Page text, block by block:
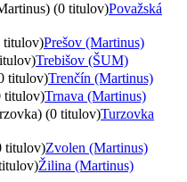
(0 titulov)Považská
titulov)Prešov (Martinus)
Trebišov (ŠUM)
titulov)Trenčín (Martinus)
titulov)Trnava (Martinus)
(0 titulov)Turzovka
titulov)Zvolen (Martinus)
Žilina (Martinus)